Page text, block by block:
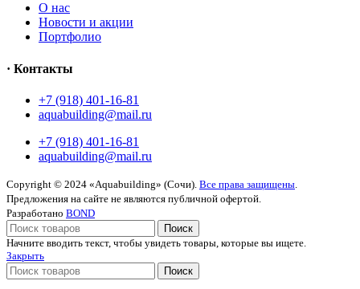
O нас
Новости и акции
Портфолио
· Контакты
+7 (918) 401-16-81
aquabuilding@mail.ru
+7 (918) 401-16-81
aquabuilding@mail.ru
Copyright © 2024 «Aquabuilding» (Сочи). Все права защищены
Предложения на сайте не являются публичной офертой.
Разработано BOND
Поиск
Начните вводить текст, чтобы увидеть товары, которые вы ищете.
Закрыть
Поиск